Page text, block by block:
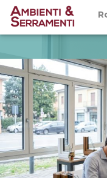
Prodotti
Servizi
Showroom
Magazine